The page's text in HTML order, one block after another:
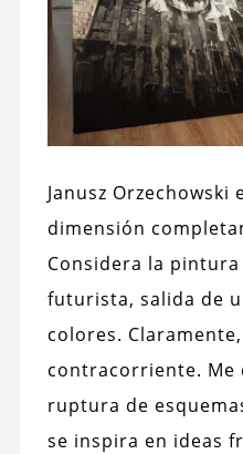
Janusz
dimensión
Considera la
futurista, salida de
colores.
contracorriente. Me
ruptura de
se inspira en ideas